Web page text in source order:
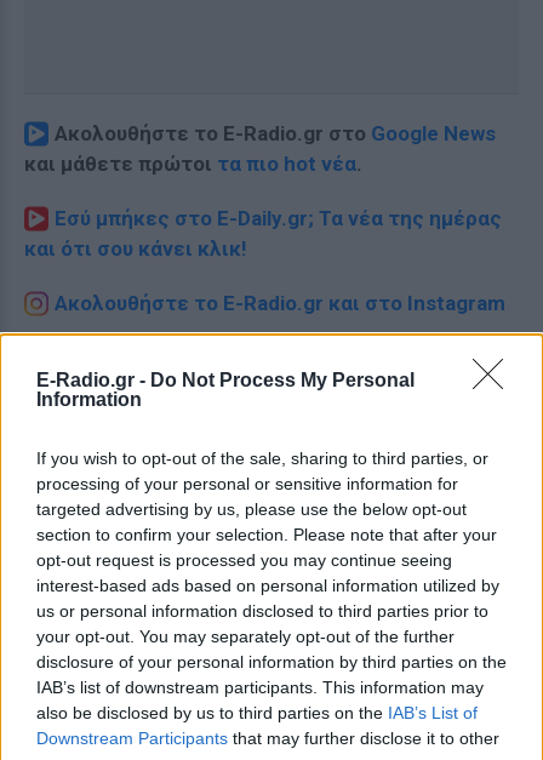
E-Radio.gr - Do Not Process My Personal
Information
If you wish to opt-out of the sale, sharing to third parties, or
processing of your personal or sensitive information for
targeted advertising by us, please use the below opt-out
section to confirm your selection. Please note that after your
opt-out request is processed you may continue seeing
interest-based ads based on personal information utilized by
us or personal information disclosed to third parties prior to
your opt-out. You may separately opt-out of the further
disclosure of your personal information by third parties on the
IAB’s list of downstream participants. This information may
also be disclosed by us to third parties on the IAB’s List of
Downstream Participants that may further disclose it to other
Ακολουθήστε το E-Radio.gr στο Google News
και μάθετε πρώτοι τα πιο hot νέα.
Εσύ μπήκες στο E-Daily.gr; Τα νέα της ημέρας
και ότι σου κάνει κλικ!
Ακολουθήστε το E-Radio.gr και στο Instagram